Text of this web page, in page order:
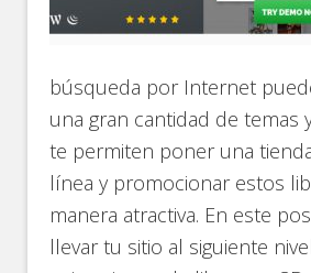
búsqueda por Internet
una gran cantidad de temas
te permiten poner una
línea y promocionar estos
manera atractiva. En este
llevar tu sitio al siguiente